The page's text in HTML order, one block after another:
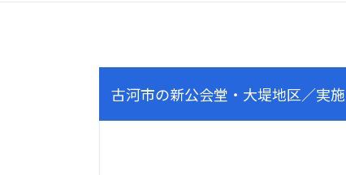
古河市の新公会堂・大堤地区／実